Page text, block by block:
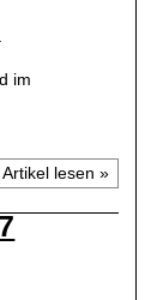
im
Artikel lesen »